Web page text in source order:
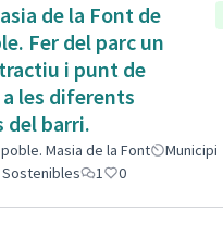
de la Font de
Fer del parc un
i punt de
les diferents
barri.
Masia de la Font
Municipi
1 0